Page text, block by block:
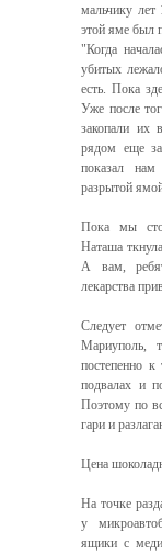
мальчику
этой яме был
"Когда
убитых
есть. Пока
Уже после
закопали их
рядом еще
показал
разрытой
Пока мы
Наташа
А вам,
лекарства
Следует
Мариуполь,
постепенно
подвалах и
Поэтому по
гари и
Цена
На точке
у
ящики с